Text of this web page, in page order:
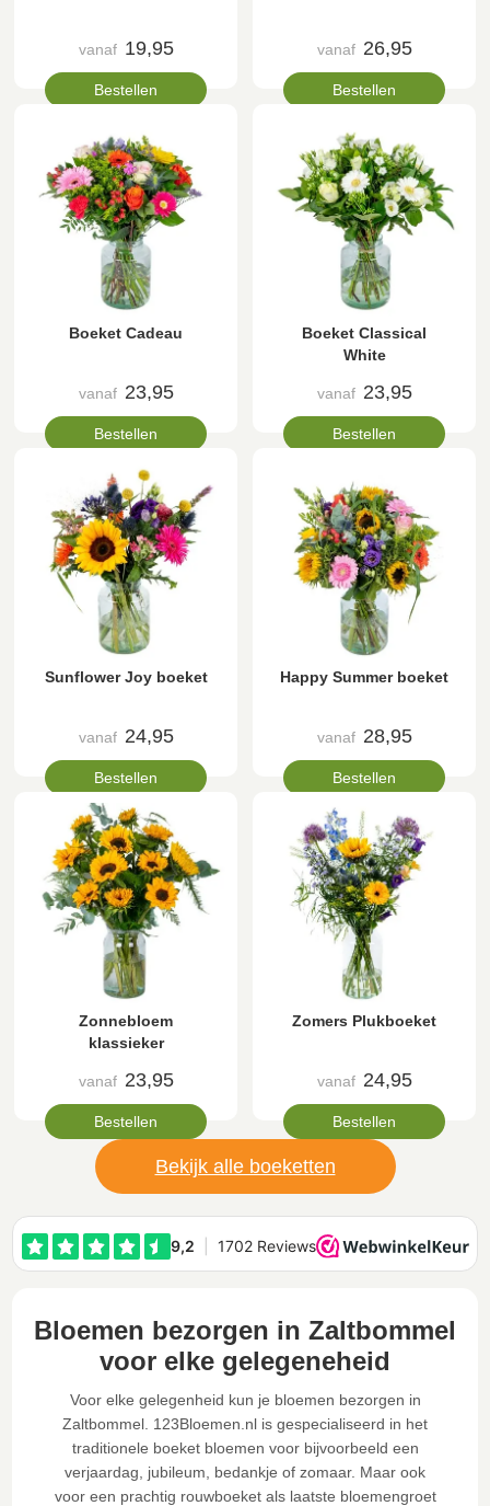
vanaf 19,95
Bestellen
vanaf 26,95
Bestellen
Boeket Cadeau
vanaf 23,95
Bestellen
Boeket Classical
White
vanaf 23,95
Bestellen
Sunflower Joy boeket
vanaf 24,95
Bestellen
Happy Summer boeket
vanaf 28,95
Bestellen
Zonnebloem
klassieker
vanaf 23,95
Bestellen
Zomers Plukboeket
vanaf 24,95
Bestellen
Bekijk alle boeketten
Bloemen bezorgen in Zaltbommel
voor elke gelegeneheid
Voor elke gelegenheid kun je bloemen bezorgen in
Zaltbommel. 123Bloemen.nl is gespecialiseerd in het
traditionele boeket bloemen voor bijvoorbeeld een
verjaardag, jubileum, bedankje of zomaar. Maar ook
voor een prachtig rouwboeket als laatste bloemengroet